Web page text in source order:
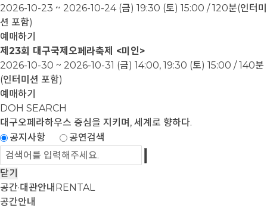
2026-10-23 ~ 2026-10-24 (금) 19:30 (토) 15:00 / 120분(인터미
션 포함)
예매하기
제23회 대구국제오페라축제 <미인>
2026-10-30 ~ 2026-10-31 (금) 14:00, 19:30 (토) 15:00 / 140분
(인터미션 포함)
예매하기
DOH SEARCH
대구오페라하우스 중심을 지키며, 세계로 향하다.
공지사항
공연검색
닫기
공간·대관안내 RENTAL
공간안내